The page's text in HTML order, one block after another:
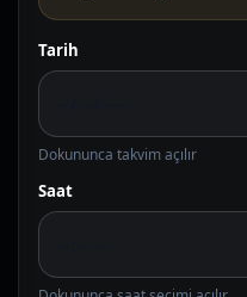
Tarih
Dokununca takvim açılır
Saat